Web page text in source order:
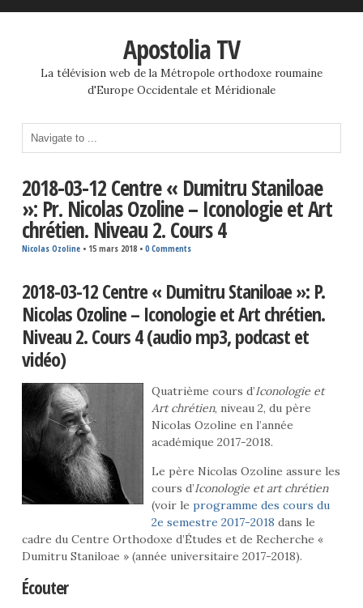
Apostolia TV
La télévision web de la Métropole orthodoxe roumaine
d'Europe Occidentale et Méridionale
2018-03-12 Centre « Dumitru Staniloae
»: Pr. Nicolas Ozoline – Iconologie et Art
chrétien. Niveau 2. Cours 4
Nicolas Ozoline• 15 mars 2018 • 0 Comments
2018-03-12 Centre « Dumitru Staniloae »: P.
Nicolas Ozoline – Iconologie et Art chrétien.
Niveau 2. Cours 4 (audio mp3, podcast et
vidéo)
Quatrième cours d’Iconologie et
Art chrétien, niveau 2, du père
Nicolas Ozoline en l’année
académique 2017-2018.
Le père Nicolas Ozoline assure les
cours d’Iconologie et art chrétien
(voir le programme des cours du
2e semestre 2017-2018 dans le
cadre du Centre Orthodoxe d’Études et de Recherche «
Dumitru Staniloae » (année universitaire 2017-2018).
Écouter